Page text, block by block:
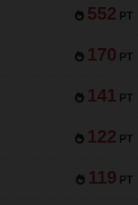
552 PT
170 PT
141 PT
122 PT
119 PT